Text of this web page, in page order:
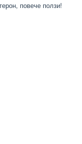
повече ползи!